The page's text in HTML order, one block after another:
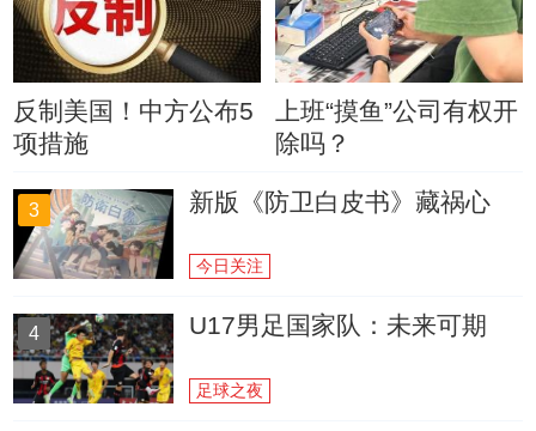
反制美国！中方公布5
项措施
上班“摸鱼”公司有权开
除吗？
3 新版《防卫白皮书》藏祸心
今日关注
4 U17男足国家队：未来可期
足球之夜